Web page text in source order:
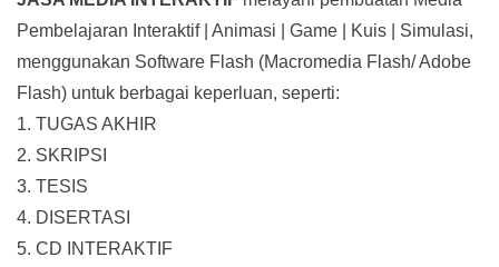
Pembelajaran Interaktif| Animasi | Game | Kuis | Simulasi,
menggunakan Software Flash (Macromedia Flash/ Adobe
Flash) untuk berbagai keperluan, seperti:
1. TUGAS AKHIR
2. SKRIPSI
3. TESIS
4. DISERTASI
5. CD INTERAKTIF